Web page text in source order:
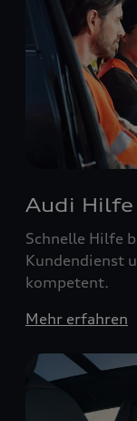
Audi Hilfe
Schnelle Hilfe
Kundendienst
kompetent.
Mehr erfahren